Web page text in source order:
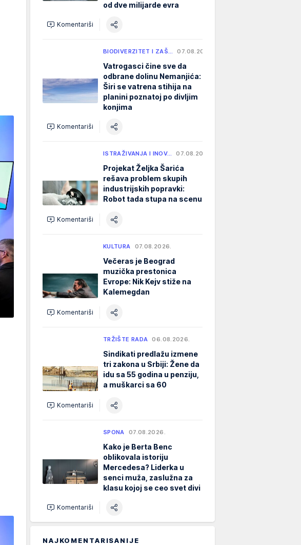
od dve milijarde evra
Komentariši
BIODIVERZITET I ZAŠ… 07.08.2026.
Vatrogasci čine sve da
odbrane dolinu Nemanjića:
Širi se vatrena stihija na
planini poznatoj po divljim
konjima
Komentariši
ISTRAŽIVANJA I INOV… 07.08.2026.
Projekat Željka Šarića
rešava problem skupih
industrijskih popravki:
Robot tada stupa na scenu
Komentariši
KULTURA 07.08.2026.
Večeras je Beograd
muzička prestonica
Evrope: Nik Kejv stiže na
Kalemegdan
Komentariši
TRŽIŠTE RADA 06.08.2026.
Sindikati predlažu izmene
tri zakona u Srbiji: Žene da
idu sa 55 godina u penziju,
a muškarci sa 60
Komentariši
SPONA 07.08.2026.
Kako je Berta Benc
oblikovala istoriju
Mercedesa? Liderka u
senci muža, zaslužna za
klasu kojoj se ceo svet divi
Komentariši
NAJKOMENTARISANIJE